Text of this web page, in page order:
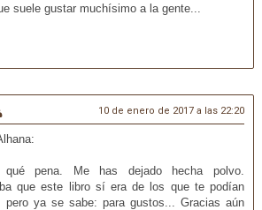
suele gustar muchísimo a la gente...
10 de enero de 2017 a las 22:20
qué pena. Me has dejado hecha polvo.
que este libro sí era de los que te podían
pero ya se sabe: para gustos... Gracias aún